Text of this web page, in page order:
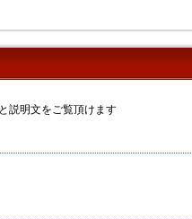
説明文をご覧頂けます